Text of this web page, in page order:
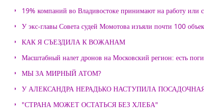
19% компаний во Владивостоке принимают на работу или
У экс-главы Совета судей Момотова изъяли почти 100
КАК Я СЪЕЗДИЛА К ВОЖАНАМ
Масштабный налет дронов на Московский регион: есть
МЫ ЗА МИРНЫЙ АТОМ?
У АЛЕКСАНДРА НЕРАДЬКО НАСТУПИЛА
"СТРАНА МОЖЕТ ОСТАТЬСЯ БЕЗ ХЛЕБА"